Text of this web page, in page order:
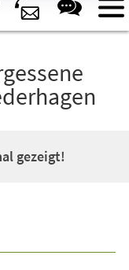
gezeigt!